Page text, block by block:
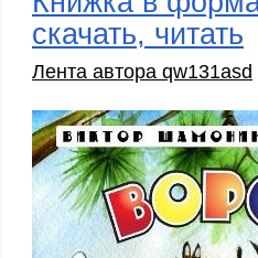
скачать, читать
Лента автора qw131asd